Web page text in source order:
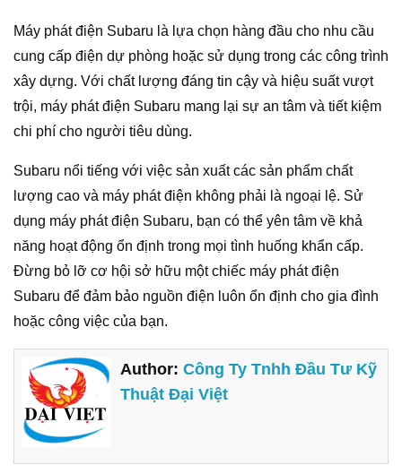
Máy phát điện Subaru là lựa chọn hàng đầu cho nhu cầu
cung cấp điện dự phòng hoặc sử dụng trong các công trình
xây dựng. Với chất lượng đáng tin cậy và hiệu suất vượt
trội, máy phát điện Subaru mang lại sự an tâm và tiết kiệm
chi phí cho người tiêu dùng.
Subaru nổi tiếng với việc sản xuất các sản phẩm chất
lượng cao và máy phát điện không phải là ngoại lệ. Sử
dụng máy phát điện Subaru, bạn có thể yên tâm về khả
năng hoạt động ổn định trong mọi tình huống khẩn cấp.
Đừng bỏ lỡ cơ hội sở hữu một chiếc máy phát điện
Subaru để đảm bảo nguồn điện luôn ổn định cho gia đình
hoặc công việc của bạn.
Author:Công Ty Tnhh Đầu Tư Kỹ
Thuật Đại Việt